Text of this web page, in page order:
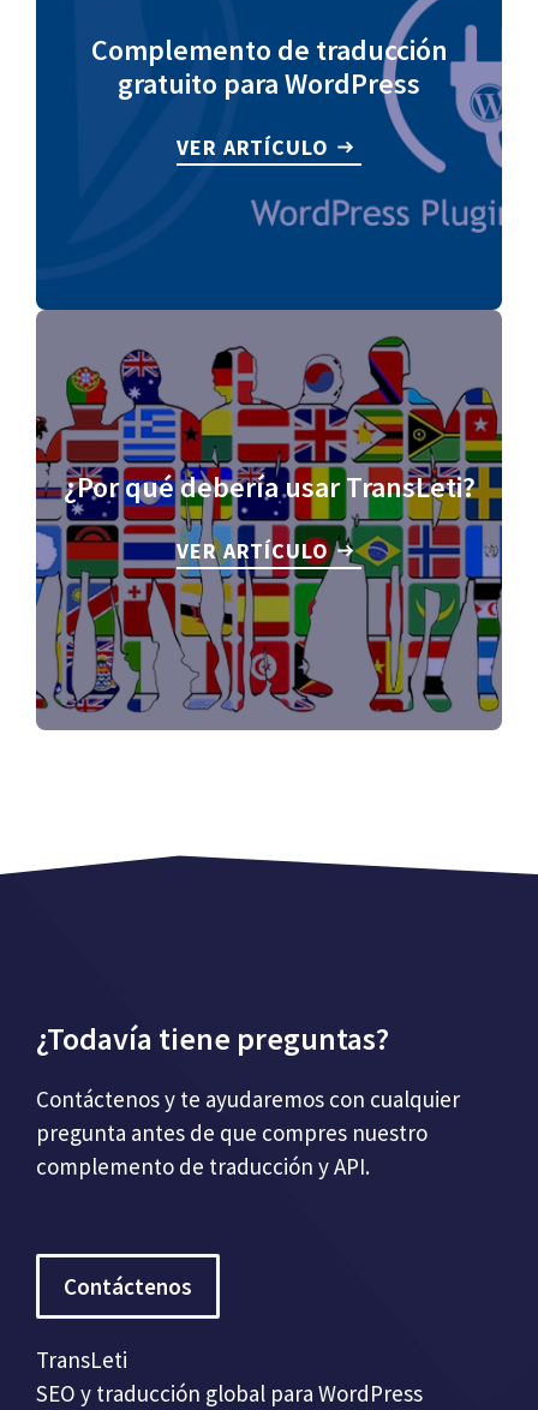
Complemento de traducción
gratuito para WordPress
VER ARTÍCULO
¿Por qué debería usar TransLeti?
VER ARTÍCULO
¿Todavía tiene preguntas?
Contáctenos y te ayudaremos con cualquier
pregunta antes de que compres nuestro
complemento de traducción y API.
Contáctenos
TransLeti
SEO y traducción global para WordPress